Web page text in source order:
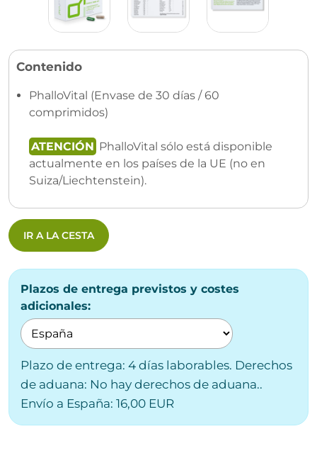
Contenido
PhalloVital (Envase de 30 días / 60
comprimidos)
ATENCIÓN PhalloVital sólo está disponible
actualmente en los países de la UE (no en
Suiza/Liechtenstein).
IR A LA CESTA
Plazos de entrega previstos y costes
adicionales:
Plazo de entrega: 4 días laborables. Derechos
de aduana: No hay derechos de aduana..
Envío a España: 16,00 EUR